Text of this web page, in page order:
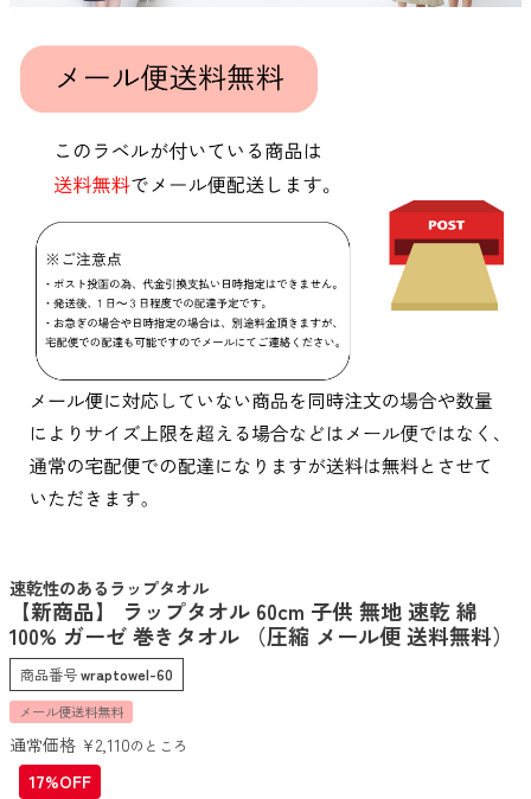
速乾性のあるラップタオル
【新商品】 ラップタオル 60cm 子供 無地 速乾 綿
100% ガーゼ 巻きタオル （圧縮 メール便 送料無料）
商品番号wraptowel-60
メール便送料無料
通常価格 ¥2,110のところ
17%OFF